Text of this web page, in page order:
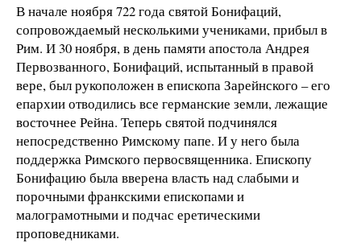
В начале ноября 722 года святой Бонифаций,
сопровождаемый несколькими учениками, прибыл в
Рим. И 30 ноября, в день памяти апостола Андрея
Первозванного, Бонифаций, испытанный в правой
вере, был рукоположен в епископа Зарейнского – его
епархии отводились все германские земли, лежащие
восточнее Рейна. Теперь святой подчинялся
непосредственно Римскому папе. И у него была
поддержка Римского первосвященника. Епископу
Бонифацию была вверена власть над слабыми и
порочными франкскими епископами и
малограмотными и подчас еретическими
проповедниками.